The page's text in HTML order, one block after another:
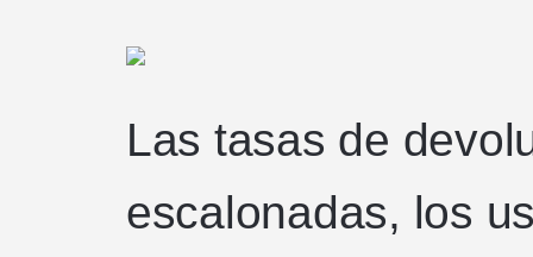
Las tasas de
escalonadas, los